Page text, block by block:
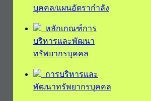
บุคคล/แผนอัตรากำลัง
หลักเกณฑ์การ
บริหารและพัฒนา
ทรัพยากรบุคคล
การบริหารและ
พัฒนาทรัพยากรบุคคล